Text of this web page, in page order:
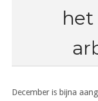
het
December is bijna